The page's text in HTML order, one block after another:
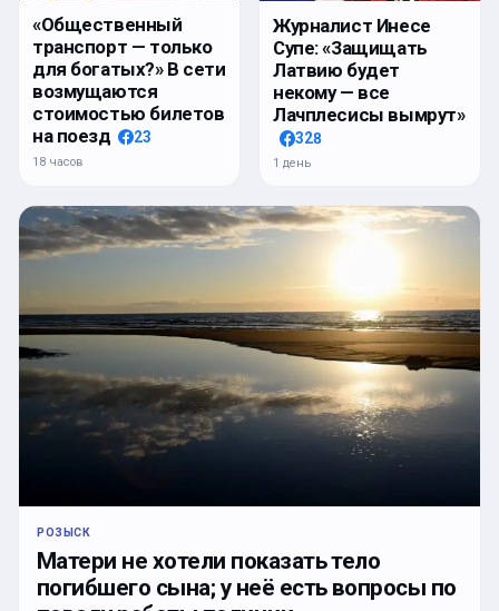
«Общественный
транспорт — только
для богатых?» В сети
возмущаются
стоимостью билетов
на поезд
23
18 часов
Журналист Инесе
Супе: «Защищать
Латвию будет
некому — все
Лачплесисы вымрут»
328
1 день
РОЗЫСК
Матери не хотели показать тело
погибшего сына; у неё есть вопросы по